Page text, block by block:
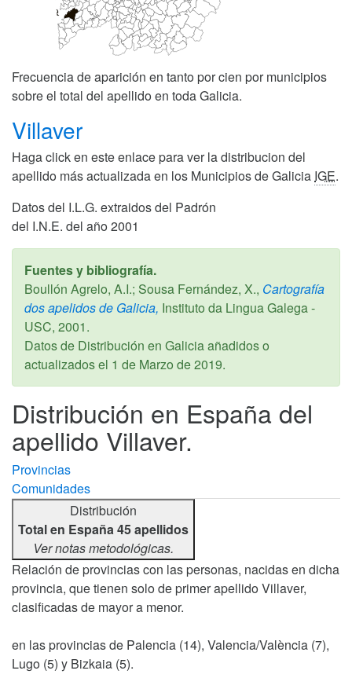
Frecuencia de aparición en tanto por cien por municipios
sobre el total del apellido en toda Galicia.
Villaver
Haga click en este enlace para ver la distribucion del
apellido más actualizada en los Municipios de Galicia IGE.
Datos del I.L.G. extraidos del Padrón
del I.N.E. del año 2001
Fuentes y bibliografía.
Boullón Agrelo, A.I.; Sousa Fernández, X., Cartografía
dos apelidos de Galicia, Instituto da Lingua Galega -
USC, 2001.
Datos de Distribución en Galicia añadidos o
actualizados el 1 de Marzo de 2019.
Distribución en España del
apellido Villaver.
Provincias
Comunidades
Distribución
Total en España 45 apellidos
Ver notas metodológicas.
Relación de provincias con las personas, nacidas en dicha
provincia, que tienen solo de primer apellido Villaver,
clasificadas de mayor a menor.
en las provincias de Palencia (14), Valencia/València (7),
Lugo (5) y Bizkaia (5).